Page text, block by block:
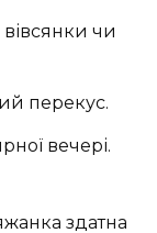
чи
перекус.
вечері.
здатна